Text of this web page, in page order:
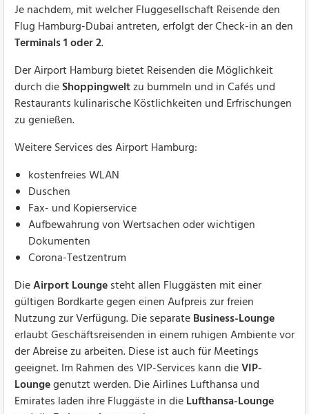
Je nachdem, mit welcher Fluggesellschaft Reisende den
Flug Hamburg-Dubai antreten, erfolgt der Check-in an den
Terminals 1 oder 2.
Der Airport Hamburg bietet Reisenden die Möglichkeit
durch dieShoppingweltzu bummeln und in Cafés und
Restaurants kulinarische Köstlichkeiten und Erfrischungen
zu genießen.
Weitere Services des Airport Hamburg:
kostenfreies WLAN
Duschen
Fax- und Kopierservice
Aufbewahrung von Wertsachen oder wichtigen
Dokumenten
Corona-Testzentrum
DieAirport Loungesteht allen Fluggästen mit einer
gültigen Bordkarte gegen einen Aufpreis zur freien
Nutzung zur Verfügung. Die separateBusiness-Lounge
erlaubt Geschäftsreisenden in einem ruhigen Ambiente vor
der Abreise zu arbeiten. Diese ist auch für Meetings
geeignet. Im Rahmen des VIP-Services kann dieVIP-
Loungegenutzt werden. Die Airlines Lufthansa und
Emirates laden ihre Fluggäste in dieLufthansa-Lounge